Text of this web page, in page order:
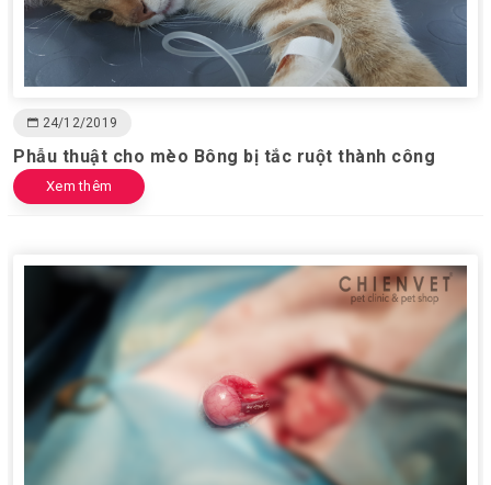
24/12/2019
Phẫu thuật cho mèo Bông bị tắc ruột thành công
Xem thêm